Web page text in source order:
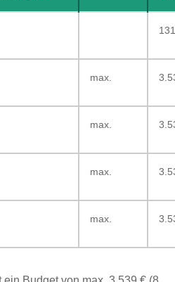
max.
max.
max.
max.